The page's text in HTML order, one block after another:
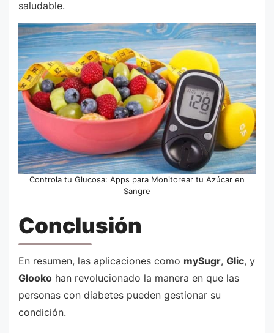
saludable.
Controla tu Glucosa: Apps para Monitorear tu Azúcar en
Sangre
Conclusión
En resumen, las aplicaciones como mySugr, Glic, y
Glooko han revolucionado la manera en que las
personas con diabetes pueden gestionar su
condición.